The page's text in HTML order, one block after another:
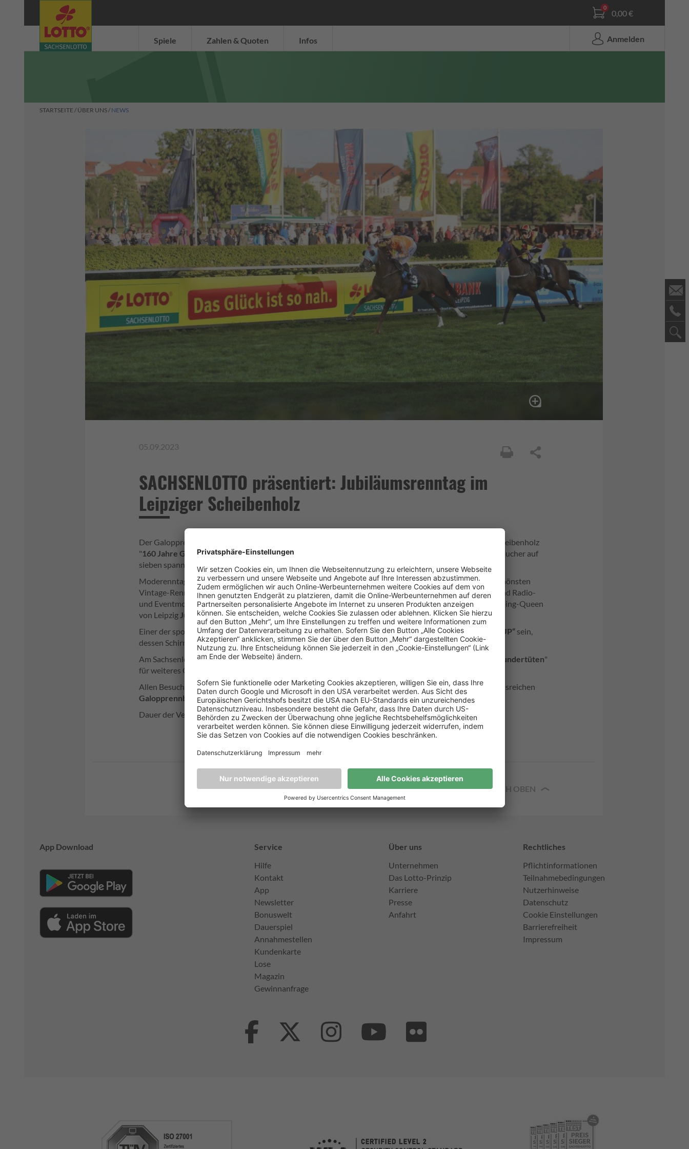
0,00 €
Spiele
Systemschein
Spielanleitung
Spielanleitung
Zahlen & Quoten
Gewinnanfrage
Infos Anmelden
STARTSEITE / ÜBER UNS/ NEWS
05.09.2023
SACHSENLOTTO präsentiert: Jubiläumsrenntag im
Leipziger Scheibenholz
Der Galopprennsport ist die älteste organisierte Sportart in Deutschland. Mitte September feiert das Scheibenholz
"160 Jahre Galoppennsport in Leipzig." Zum Jubliläumsrenntag am
dürfen sich Besucher auf
sieben spannende Galopprennen, einen feierlichen Fassbieranstich sowie einen Fashion-Contest freuen.
Moderenntage haben bereits seit den 1960er Jahren Tradition. So werden zu diesem Renntag die drei schönsten
Vintage-Rennbahnoutfits gesucht und prämiert. Die Modejury ist dabei prominent besetzt: u. a. dabei sind Radio-
und EventmoderatorinFreddy Holzapfel, LottofeeFranziska Reichenbacherund die amtierende Shopping-Queen
von Leipzig Julia Oemler.
Einer der sportlichen Höhepunkte unter den Rennen wird auch in diesem Jahr der„SACHSENLOTTO-CUP“ sein,
dessen Schirmherrschaft wieder die Sächsische Lotto-GmbH übernimmt.
Am Sachsenlotto-Stand gibt es neben vielen bewährten Produkten auch die beliebten "
Sachsenlotto-Wundertüten"
für weiteres Glück.
Allen Besuchern sowie Aktiven wünschen wir einen spannenden Renntag und viel Glück auf der traditionsreichen
Galopprennbahn im Leipziger Scheibenholz.
Dauer der Veranstaltung: 12 - 18 Uhr. Ausführliche Infos unter:www.scheibenholz.com
NACH OBEN
App Download
Service
Hilfe
Kontakt
App
Newsletter
Bonuswelt
Dauerspiel
Annahmestellen
Kundenkarte
Lose
Magazin
Gewinnanfrage
Über uns
Unternehmen
Das Lotto-Prinzip
Karriere
Presse
Anfahrt
Rechtliches
Pflichtinformationen
Teilnahmebedingungen
Nutzerhinweise
Datenschutz
Cookie Einstellungen
Barrierefreiheit
Impressum